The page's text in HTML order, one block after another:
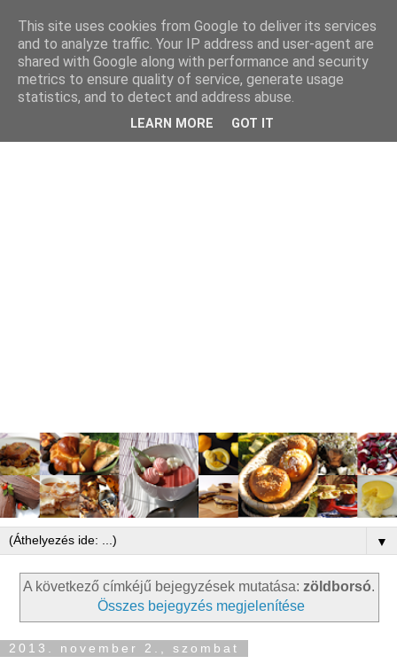
▼
A következő címkéjű bejegyzések mutatása: zöldborsó.
Összes bejegyzés megjelenítése
2013. november 2., szombat
This site uses cookies from Google to deliver its services
and to analyze traffic. Your IP address and user-agent are
shared with Google along with performance and security
metrics to ensure quality of service, generate usage
statistics, and to detect and address abuse.
LEARN MORE GOT IT